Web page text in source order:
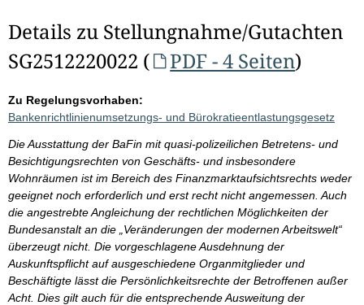
Details zu Stellungnahme/Gutachten
SG2512220022 (
PDF - 4 Seiten)
Zu Regelungsvorhaben:
Bankenrichtlinienumsetzungs- und Bürokratieentlastungsgesetz
Die Ausstattung der BaFin mit quasi-polizeilichen Betretens- und
Besichtigungsrechten von Geschäfts- und insbesondere
Wohnräumen ist im Bereich des Finanzmarktaufsichtsrechts weder
geeignet noch erforderlich und erst recht nicht angemessen. Auch
die angestrebte Angleichung der rechtlichen Möglichkeiten der
Bundesanstalt an die „Veränderungen der modernen Arbeitswelt“
überzeugt nicht. Die vorgeschlagene Ausdehnung der
Auskunftspflicht auf ausgeschiedene Organmitglieder und
Beschäftigte lässt die Persönlichkeitsrechte der Betroffenen außer
Acht. Dies gilt auch für die entsprechende Ausweitung der